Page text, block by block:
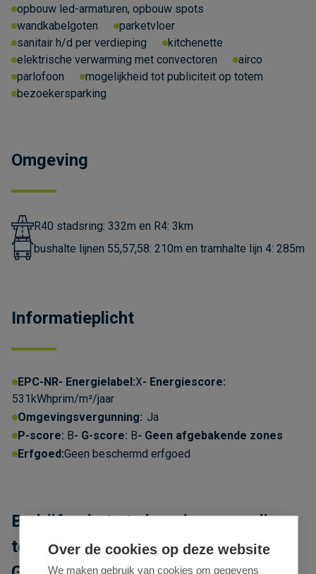
opbouw led-armaturen, opbouw spots
wandkabelgoten
parketvloer
sanitair h/d per verdieping
kitchenette
elektrische verwarming met convectoren
airco
parlofoon
mogelijkheid tot publiciteit op totem
bezoekersparking
Omgeving
R40 stadsring: 332m en R4: 3km
bushalte lijnen 55,57,58: 210m en tramhalte lijn 4: 285m
Informatieplicht
EPC-NR Energielabel:X Energiescore:
531kWhprim/m²/jaar
Omgevingsvergunning: Ja
P-score: B G-score: B
Geen afgebakende zones
Erfgoed:Geen beschermd erfgoed
Bedrijfsruimte te huur in voormalige
textielfabriek aan de Wiedauwkaai in
Over de cookies op deze website
We maken gebruik van cookies om gegevens